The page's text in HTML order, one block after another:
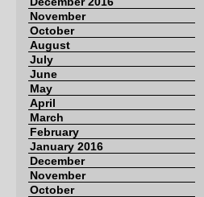
November
October
August
July
June
May
April
March
February
January 2016
December
November
October